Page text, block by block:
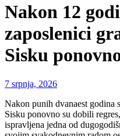
Nakon 12
zaposlenici
Sisku
7 srpnja, 2026
Nakon punih dvanaest godina
Sisku ponovno su dobili
ispravljena jedna od